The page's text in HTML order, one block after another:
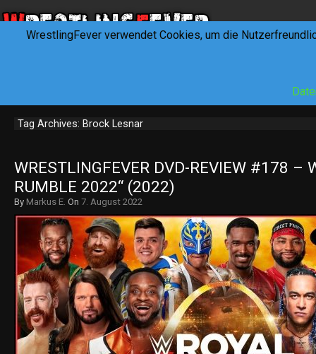
Tag Archives: Brock Lesnar
WRESTLINGFEVER DVD-REVIEW #178 –
RUMBLE 2022“ (2022)
By Markus E. On 7. August 2022
WrestlingFever verwendet Cookies, um die